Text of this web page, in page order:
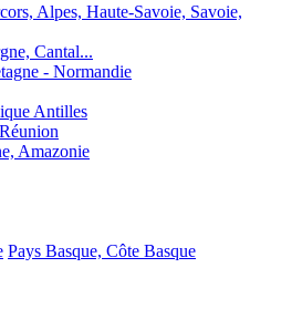
Alpes, Haute-Savoie, Savoie,
Cantal...
- Normandie
Antilles
Amazonie
Pays Basque, Côte Basque